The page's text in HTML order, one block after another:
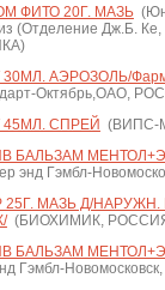
ФИТО 20Г. МАЗЬ
(Отделение Дж.Б.
АЭРОЗОЛЬ/
Октябрь,ОАО,
45МЛ. СПРЕЙ (ВИПС-
БАЛЬЗАМ
энд Гэмбл-
МАЗЬ Д/
(БИОХИМИК,
БАЛЬЗАМ
Гэмбл-